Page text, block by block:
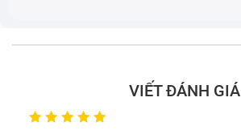
Viên pin chết, hoặc phồng pin.
VIẾT ĐÁNH GIÁ